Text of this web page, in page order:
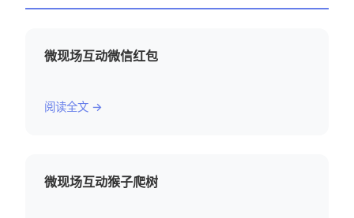
微现场互动微信红包
阅读全文 →
微现场互动猴子爬树